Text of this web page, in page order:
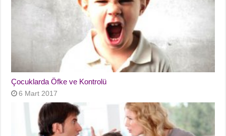
Çocuklarda Öfke ve Kontrolü
6 Mart 2017